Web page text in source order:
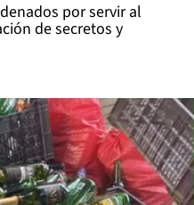
por servir al
de secretos y